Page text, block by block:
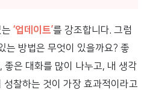
‘업데이트’를 강조합니다. 그럼
는 방법은 무엇이 있을까요? 좋
은 대화를 많이 나누고, 내 생각
찰하는 것이 가장 효과적이라고